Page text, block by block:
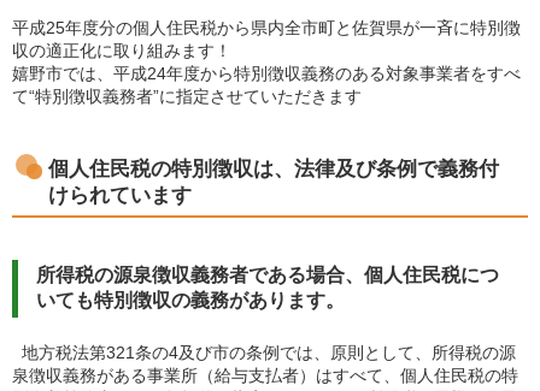
平成25年度分の個人住民税から県内全市町と佐賀県が一斉に特別徴
収の適正化に取り組みます！
嬉野市では、平成24年度から特別徴収義務のある対象事業者をすべ
て“特別徴収義務者”に指定させていただきます
個人住民税の特別徴収は、法律及び条例で義務付
けられています
所得税の源泉徴収義務者である場合、個人住民税につ
いても特別徴収の義務があります。
地方税法第321条の4及び市の条例では、原則として、所得税の源
泉徴収義務がある事業所（給与支払者）はすべて、個人住民税の特